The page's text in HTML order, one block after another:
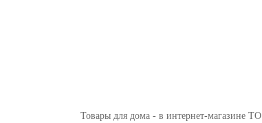
Товары для дома - в интернет-магазине ТО